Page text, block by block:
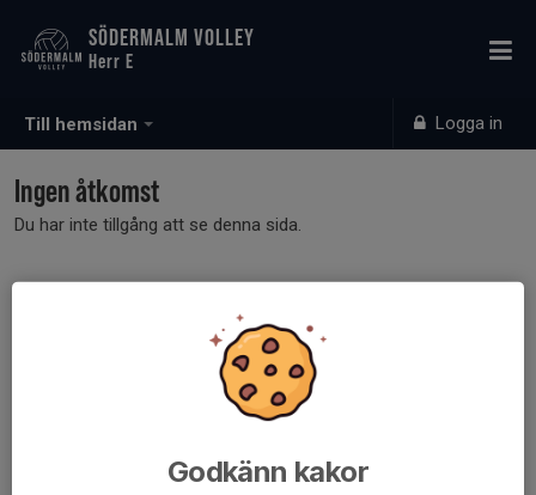
Till hemsidan Logga in
SÖDERMALM VOLLEY
Herr E
Ingen åtkomst
Du har inte tillgång att se denna sida.
Godkänn kakor